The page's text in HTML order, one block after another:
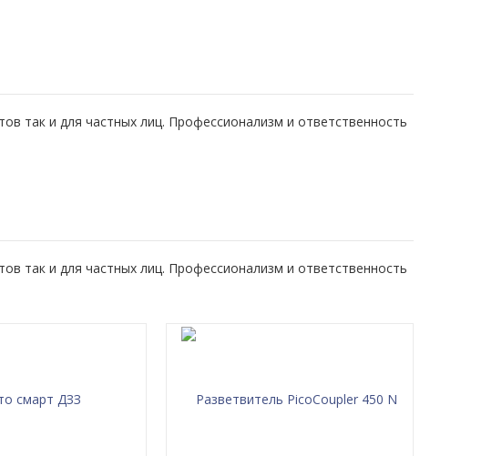
так и для частных лиц. Профессионализм и ответственность
так и для частных лиц. Профессионализм и ответственность